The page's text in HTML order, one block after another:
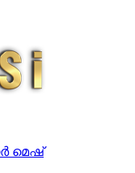
മെഷ്